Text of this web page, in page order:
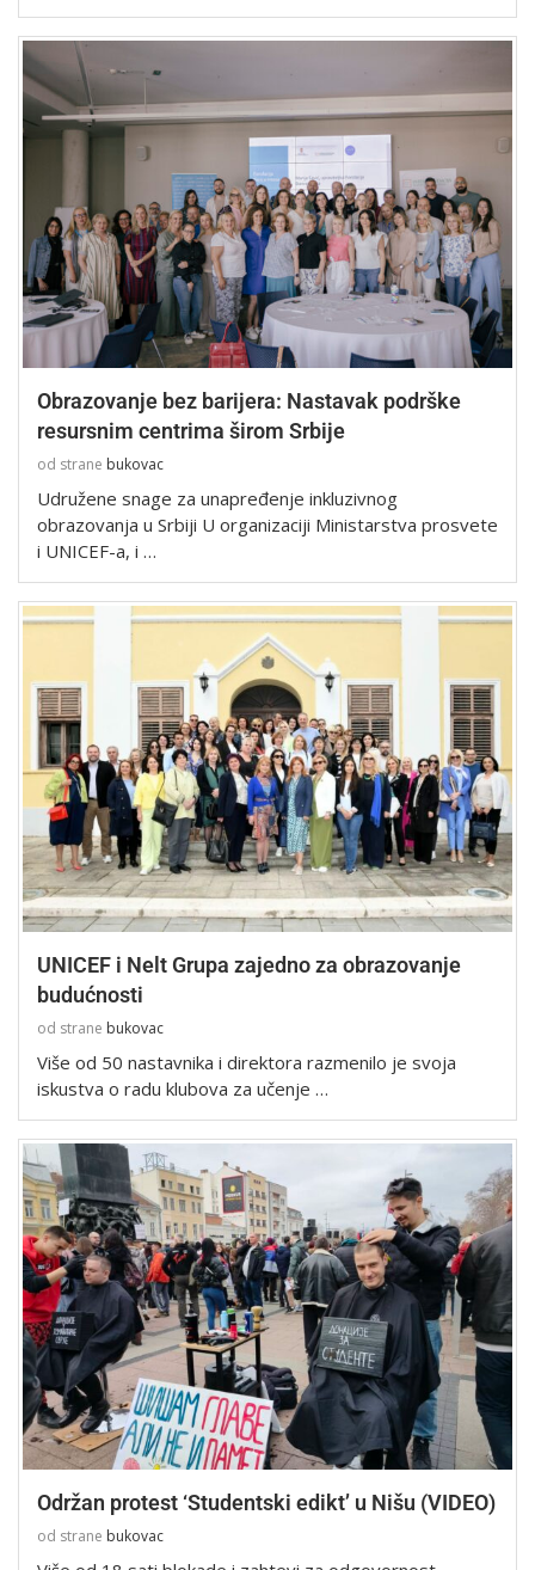
Obrazovanje bez barijera: Nastavak podrške
resursnim centrima širom Srbije
od strane bukovac
Udružene snage za unapređenje inkluzivnog
obrazovanja u Srbiji U organizaciji Ministarstva prosvete
i UNICEF-a, i …
UNICEF i Nelt Grupa zajedno za obrazovanje
budućnosti
od strane bukovac
Više od 50 nastavnika i direktora razmenilo je svoja
iskustva o radu klubova za učenje …
Održan protest ‘Studentski edikt’ u Nišu (VIDEO)
od strane bukovac